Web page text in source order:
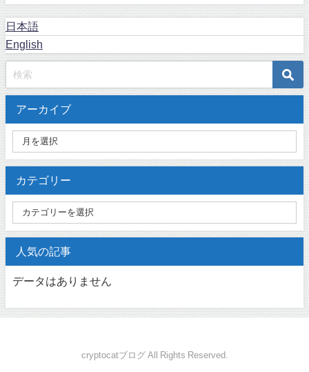
日本語
English
アーカイブ
カテゴリー
人気の記事
データはありません
cryptocatブログ All Rights Reserved.